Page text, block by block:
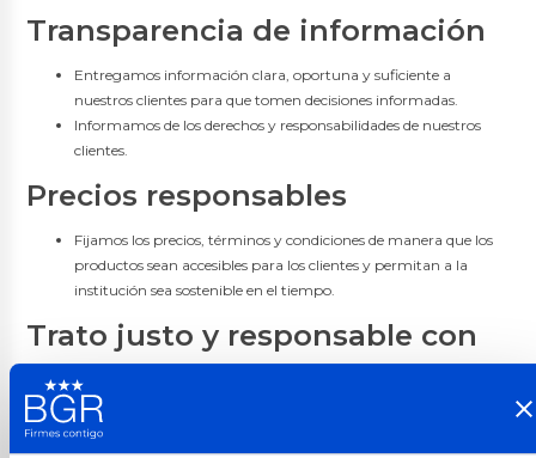
Multidestino Civil
Créditos de Consolidación
Consolidación de Deudas
Créditos en Línea
Simuladores
Inversiones Rentaplazos
Transparencia de información
Entregamos información clara, oportuna y suficiente a
nuestros clientes para que tomen decisiones informadas.
Informamos de los derechos y responsabilidades de nuestros
clientes.
Precios responsables
Fijamos los precios, términos y condiciones de manera que los
productos sean accesibles para los clientes y permitan a la
institución sea sostenible en el tiempo.
Trato justo y responsable con
el cliente
La cordialidad y el respeto a los clientes es una responsabilidad